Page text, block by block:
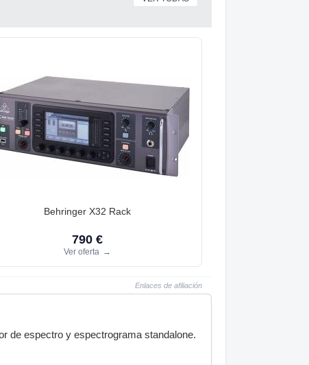
Behringer X32 Rack
790 €
Ver oferta →
Enlaces de afiliación
de espectro y espectrograma standalone.